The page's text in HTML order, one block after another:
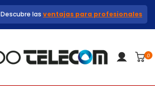
Descubre las ventajas para profesionales
0